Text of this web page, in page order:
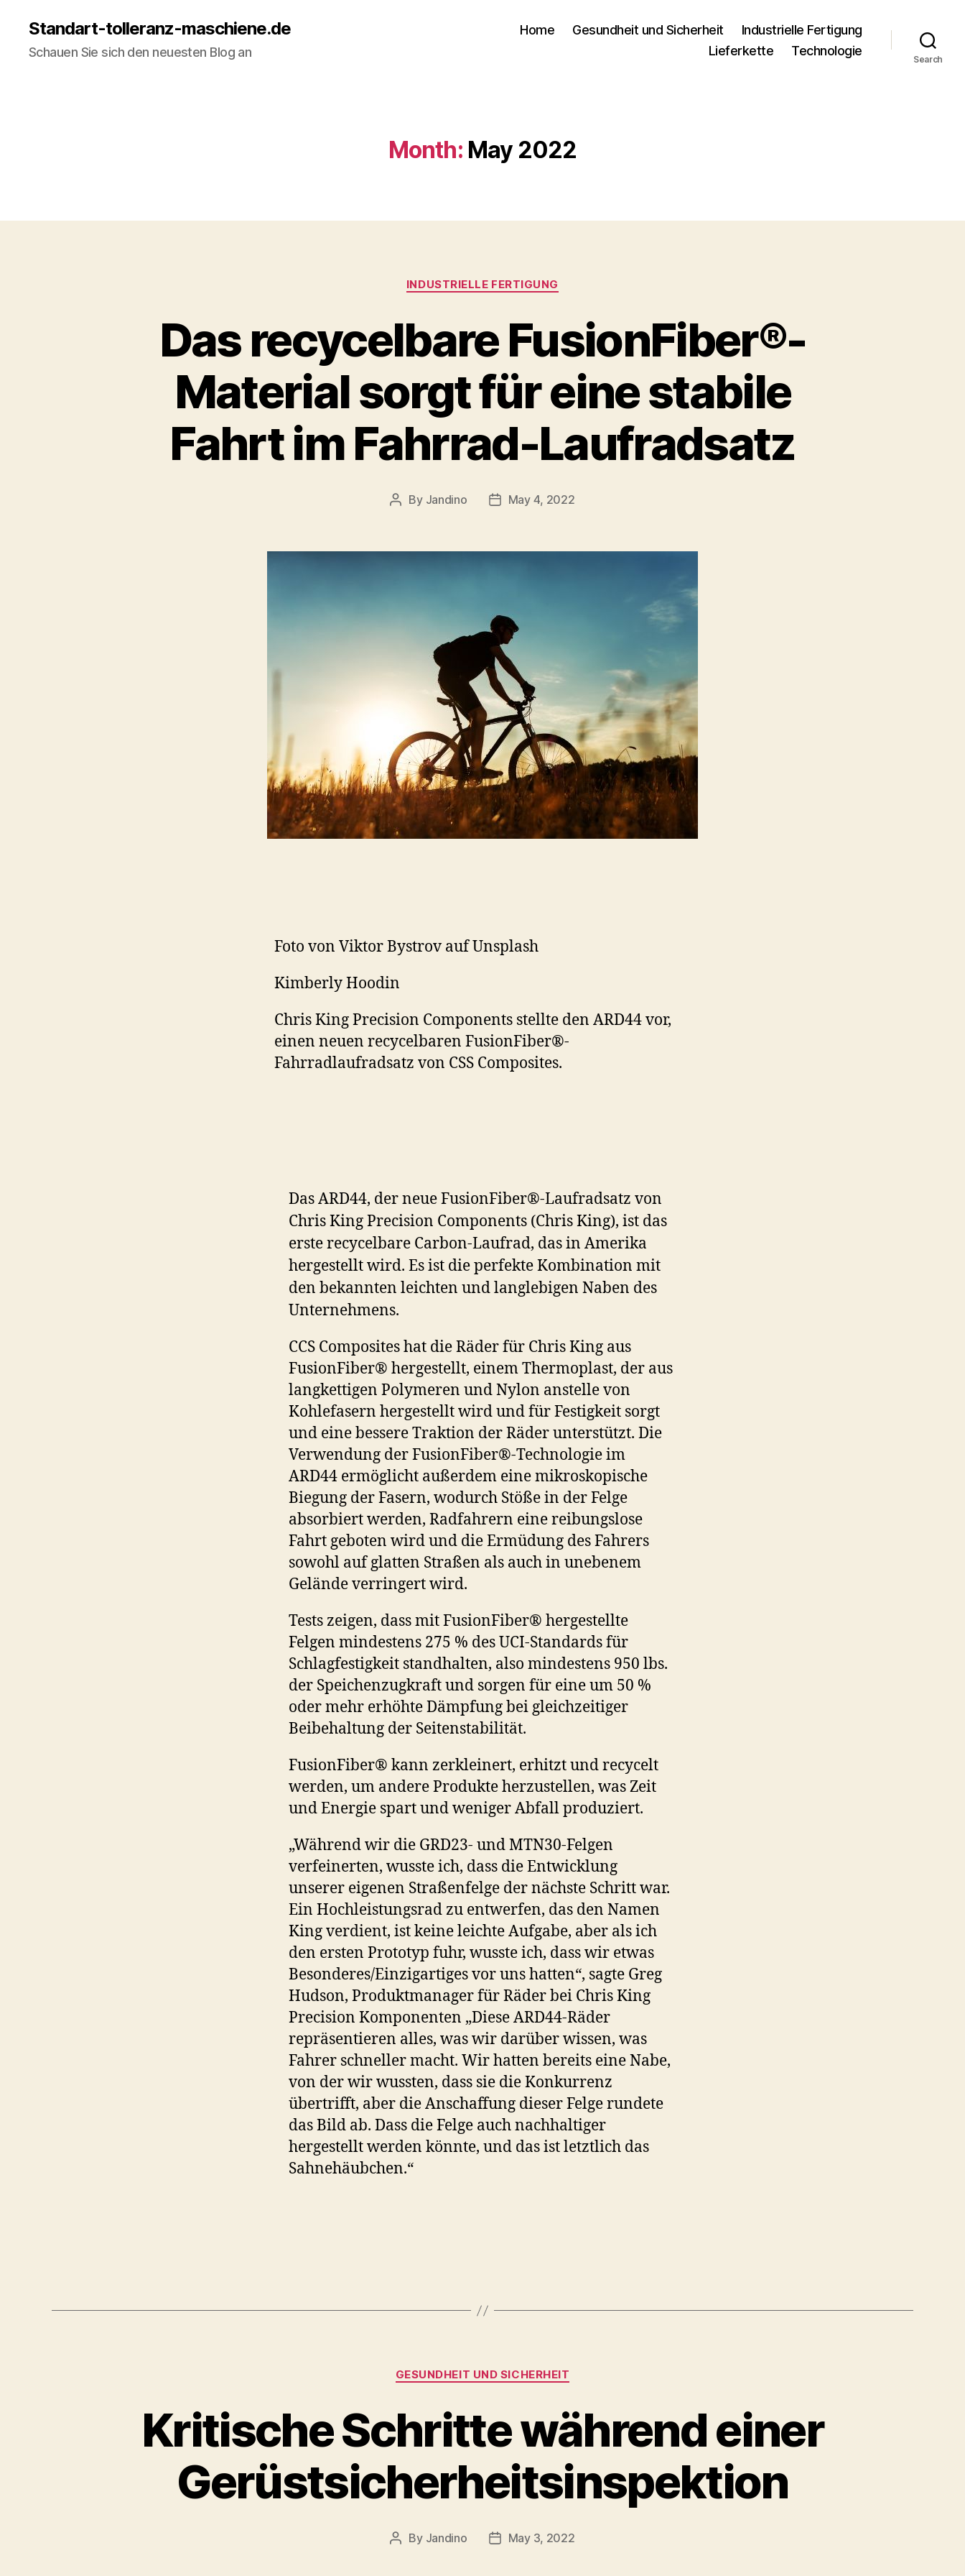
Standart-tolleranz-maschiene.de
Schauen Sie sich den neuesten Blog an
Home Gesundheit und Sicherheit
Industrielle Fertigung
Lieferkette
Technologie
Search
Month: May 2022
Categories
INDUSTRIELLE FERTIGUNG
Das recycelbare FusionFiber®-
Material sorgt für eine stabile
Fahrt im Fahrrad-Laufradsatz
Post
By Jandino
PostMay 4, 2022
Foto von Viktor Bystrov auf Unsplash
Kimberly Hoodin
Chris King Precision Components stellte den ARD44 vor,
einen neuen recycelbaren FusionFiber®-
Fahrradlaufradsatz von CSS Composites.
Das ARD44, der neue FusionFiber®-Laufradsatz von
Chris King Precision Components (Chris King), ist das
erste recycelbare Carbon-Laufrad, das in Amerika
hergestellt wird. Es ist die perfekte Kombination mit
den bekannten leichten und langlebigen Naben des
Unternehmens.
CCS Composites hat die Räder für Chris King aus
FusionFiber® hergestellt, einem Thermoplast, der aus
langkettigen Polymeren und Nylon anstelle von
Kohlefasern hergestellt wird und für Festigkeit sorgt
und eine bessere Traktion der Räder unterstützt. Die
Verwendung der FusionFiber®-Technologie im
ARD44 ermöglicht außerdem eine mikroskopische
Biegung der Fasern, wodurch Stöße in der Felge
absorbiert werden, Radfahrern eine reibungslose
Fahrt geboten wird und die Ermüdung des Fahrers
sowohl auf glatten Straßen als auch in unebenem
Gelände verringert wird.
Tests zeigen, dass mit FusionFiber® hergestellte
Felgen mindestens 275 % des UCI-Standards für
Schlagfestigkeit standhalten, also mindestens 950 lbs.
der Speichenzugkraft und sorgen für eine um 50 %
oder mehr erhöhte Dämpfung bei gleichzeitiger
Beibehaltung der Seitenstabilität.
FusionFiber® kann zerkleinert, erhitzt und recycelt
werden, um andere Produkte herzustellen, was Zeit
und Energie spart und weniger Abfall produziert.
„Während wir die GRD23- und MTN30-Felgen
verfeinerten, wusste ich, dass die Entwicklung
unserer eigenen Straßenfelge der nächste Schritt war.
Ein Hochleistungsrad zu entwerfen, das den Namen
King verdient, ist keine leichte Aufgabe, aber als ich
den ersten Prototyp fuhr, wusste ich, dass wir etwas
Besonderes/Einzigartiges vor uns hatten“, sagte Greg
Hudson, Produktmanager für Räder bei Chris King
Precision Komponenten „Diese ARD44-Räder
repräsentieren alles, was wir darüber wissen, was
Fahrer schneller macht. Wir hatten bereits eine Nabe,
von der wir wussten, dass sie die Konkurrenz
übertrifft, aber die Anschaffung dieser Felge rundete
das Bild ab. Dass die Felge auch nachhaltiger
hergestellt werden könnte, und das ist letztlich das
Sahnehäubchen.“
Categories
GESUNDHEIT UND SICHERHEIT
Kritische Schritte während einer
Gerüstsicherheitsinspektion
Post
By Jandino
PostMay 3, 2022